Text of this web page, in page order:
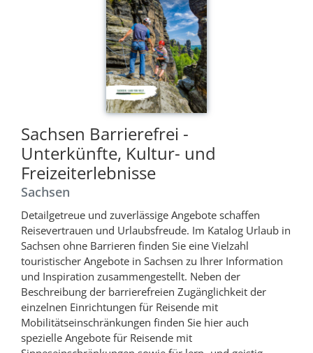
Sachsen Barrierefrei -
Unterkünfte, Kultur- und
Freizeiterlebnisse
Sachsen
Detailgetreue und zuverlässige Angebote schaffen
Reisevertrauen und Urlaubsfreude. Im Katalog Urlaub in
Sachsen ohne Barrieren finden Sie eine Vielzahl
touristischer Angebote in Sachsen zu Ihrer Information
und Inspiration zusammengestellt. Neben der
Beschreibung der barrierefreien Zugänglichkeit der
einzelnen Einrichtungen für Reisende mit
Mobilitätseinschränkungen finden Sie hier auch
spezielle Angebote für Reisende mit